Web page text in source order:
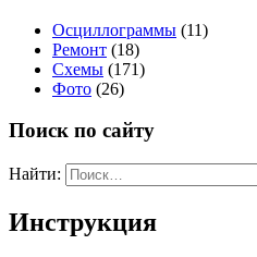
Осциллограммы (11)
Ремонт (18)
Схемы (171)
Фото (26)
Поиск по сайту
Найти:
Инструкция